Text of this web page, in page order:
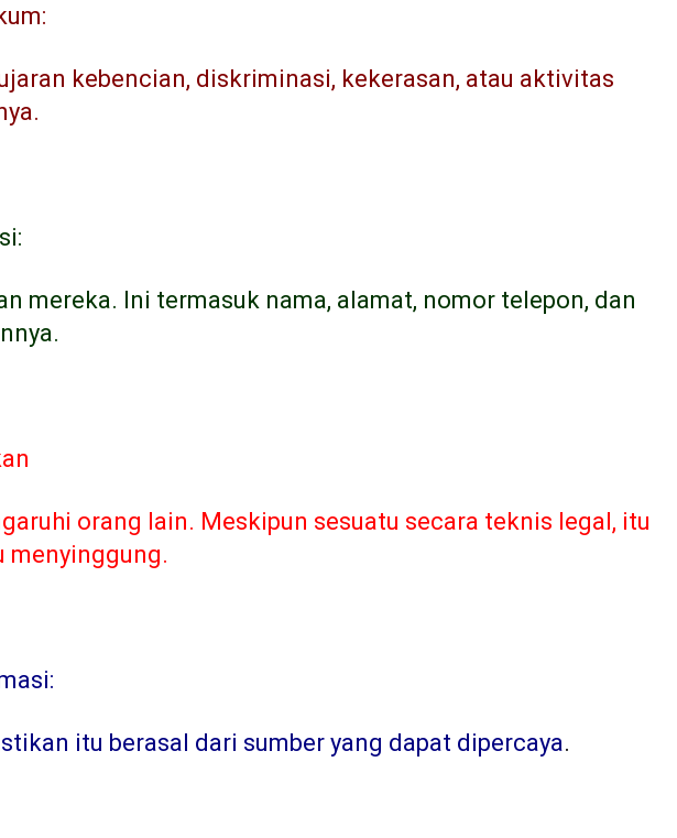
kebencian, diskriminasi, kekerasan, atau aktivitas
Ini termasuk nama, alamat, nomor telepon, dan
orang lain. Meskipun sesuatu secara teknis legal, itu
menyinggung.
itu berasal dari sumber yang dapat dipercaya.